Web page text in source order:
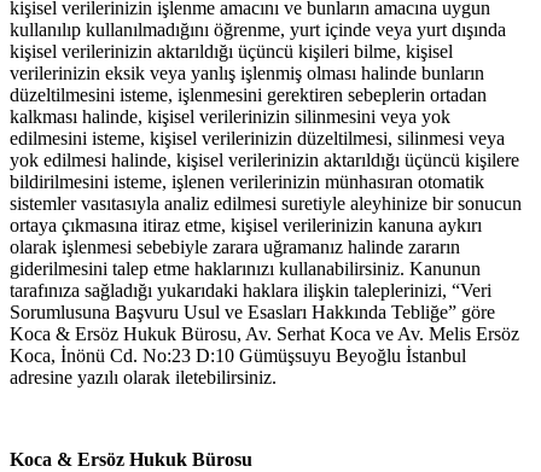
kişisel verilerinizin işlenme amacını ve bunların amacına uygun
kullanılıp kullanılmadığını öğrenme, yurt içinde veya yurt dışında
kişisel verilerinizin aktarıldığı üçüncü kişileri bilme, kişisel
verilerinizin eksik veya yanlış işlenmiş olması halinde bunların
düzeltilmesini isteme, işlenmesini gerektiren sebeplerin ortadan
kalkması halinde, kişisel verilerinizin silinmesini veya yok
edilmesini isteme, kişisel verilerinizin düzeltilmesi, silinmesi veya
yok edilmesi halinde, kişisel verilerinizin aktarıldığı üçüncü kişilere
bildirilmesini isteme, işlenen verilerinizin münhasıran otomatik
sistemler vasıtasıyla analiz edilmesi suretiyle aleyhinize bir sonucun
ortaya çıkmasına itiraz etme, kişisel verilerinizin kanuna aykırı
olarak işlenmesi sebebiyle zarara uğramanız halinde zararın
giderilmesini talep etme haklarınızı kullanabilirsiniz. Kanunun
tarafınıza sağladığı yukarıdaki haklara ilişkin taleplerinizi, “Veri
Sorumlusuna Başvuru Usul ve Esasları Hakkında Tebliğe” göre
Koca & Ersöz Hukuk Bürosu, Av. Serhat Koca ve Av. Melis Ersöz
Koca, İnönü Cd. No:23 D:10 Gümüşsuyu Beyoğlu İstanbul
adresine yazılı olarak iletebilirsiniz.
Koca & Ersöz Hukuk Bürosu